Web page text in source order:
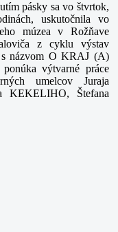
pásky sa vo štvrtok,
uskutočnila vo
múzea v Rožňave
z cyklu výstav
s názvom O KRAJ (A)
výtvarné práce
umelcov Juraja
Štefana